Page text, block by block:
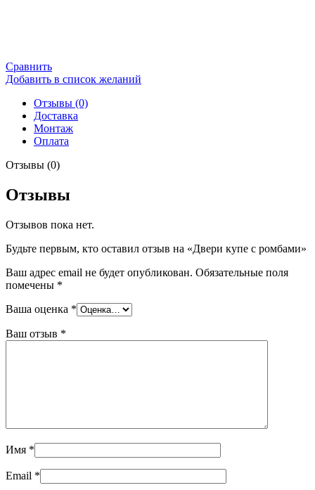
Сравнить
Добавить в список желаний
Отзывы (0)
Доставка
Монтаж
Оплата
Отзывы (0)
Отзывы
Отзывов пока нет.
Будьте первым, кто оставил отзыв на «Двери купе с ромбами»
Ваш адрес email не будет опубликован. Обязательные поля
помечены *
Ваша оценка *
Ваш отзыв *
Имя *
Email *